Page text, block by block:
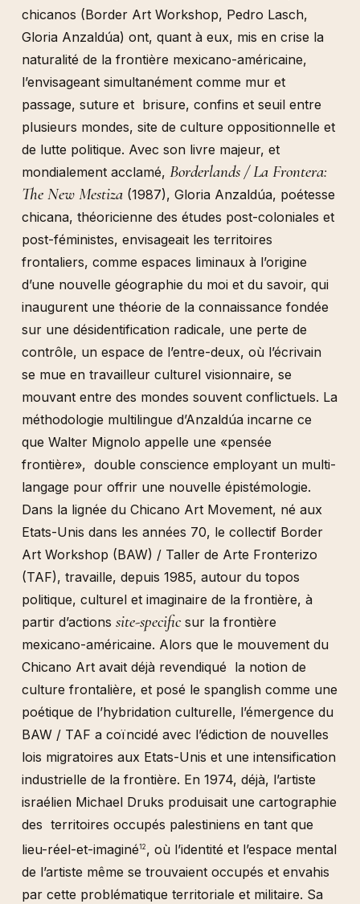
chicanos (Border Art Workshop, Pedro Lasch,
Gloria Anzaldúa) ont, quant à eux, mis en crise la
naturalité de la frontière mexicano-américaine,
l’envisageant simultanément comme mur et
passage, suture et brisure, confins et seuil entre
plusieurs mondes, site de culture oppositionnelle et
de lutte politique. Avec son livre majeur, et
mondialement acclamé, Borderlands / La Frontera:
The New Mestiza(1987), Gloria Anzaldúa, poétesse
chicana, théoricienne des études post-coloniales et
post-féministes, envisageait les territoires
frontaliers, comme espaces liminaux à l’origine
d’une nouvelle géographie du moi et du savoir, qui
inaugurent une théorie de la connaissance fondée
sur une désidentification radicale, une perte de
contrôle, un espace de l’entre-deux, où l’écrivain
se mue en travailleur culturel visionnaire, se
mouvant entre des mondes souvent conflictuels. La
méthodologie multilingue d’Anzaldúa incarne ce
que Walter Mignolo appelle une «pensée
frontière», double conscience employant un multi-
langage pour offrir une nouvelle épistémologie.
Dans la lignée du Chicano Art Movement, né aux
Etats-Unis dans les années 70, le collectif Border
Art Workshop (BAW) / Taller de Arte Fronterizo
(TAF), travaille, depuis 1985, autour du topos
politique, culturel et imaginaire de la frontière, à
partir d’actions site-specificsur la frontière
mexicano-américaine. Alors que le mouvement du
Chicano Art avait déjà revendiqué la notion de
culture frontalière, et posé le spanglish comme une
poétique de l’hybridation culturelle, l’émergence du
BAW / TAF a coïncidé avec l’édiction de nouvelles
lois migratoires aux Etats-Unis et une intensification
industrielle de la frontière. En 1974, déjà, l’artiste
israélien Michael Druks produisait une cartographie
des territoires occupés palestiniens en tant que
lieu-réel-et-imaginé12 , où l’identité et l’espace mental
de l’artiste même se trouvaient occupés et envahis
par cette problématique territoriale et militaire. Sa